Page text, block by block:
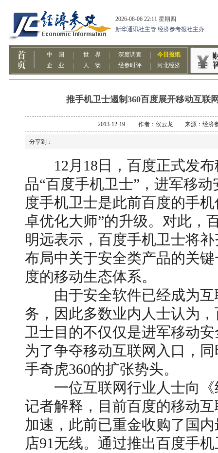
推手机卫士遏制360百度展开移动互联
2013-12-19 作者：侯云龙 来源：经济
分享到：
12月18日，百度正式发布
品“百度手机卫士”，进军移
度手机卫士是此前百度的手
卓优化大师”的升级。对此，
明远表示，百度手机卫士将
布局中关于安全类产品的关
度的移动生态体系。
由于安全软件已经成为互
务，因此多数业内人士认为
卫士目的不仅仅是进军移动
为了争夺移动互联网入口，
手奇虎360的扩张势头。
一位互联网行业人士向《
记者解释，目前百度的移动
加速，此前已重金收购了国
店91无线。通过推出百度手